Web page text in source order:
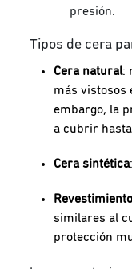
presión.
Tipos de cera
Cera natural:
más vistosos
embargo, la
a cubrir
Cera sintética
similares al
protección